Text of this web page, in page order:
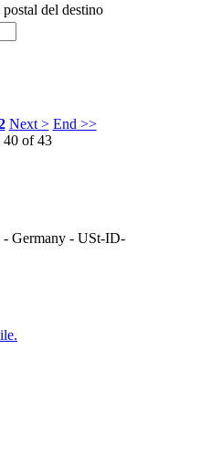
del destino
Next > End >>
40 of 43
- Germany - USt-ID-